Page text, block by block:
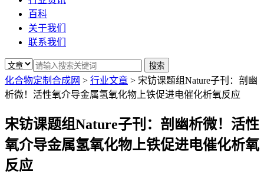
百科
关于我们
联系我们
化合物定制合成网 > 行业文章 > 宋钫课题组Nature子刊：剖幽
析微！活性氧介导金属氢氧化物上铁促进电催化析氧反应
宋钫课题组Nature子刊：剖幽析微！活性
氧介导金属氢氧化物上铁促进电催化析氧
反应